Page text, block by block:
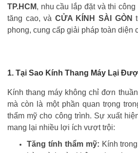
TP.HCM, nhu cầu lắp đặt và thi
tăng cao, và CỬA KÍNH SÀI GÒN
phong, cung cấp giải pháp toàn diện
1. Tại Sao Kính Thang Máy Lại
Kính thang máy không chỉ đơn
mà còn là một phần quan trọng
thẩm mỹ cho công trình. Sự xuất
mang lại nhiều lợi ích vượt trội:
Tăng tính thẩm mỹ: Kính